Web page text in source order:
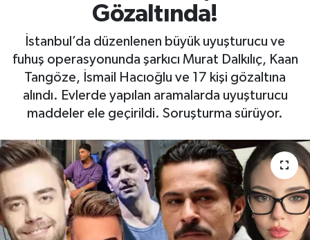
Gözaltında!
İstanbul’da düzenlenen büyük uyuşturucu ve
fuhuş operasyonunda şarkıcı Murat Dalkılıç, Kaan
Tangöze, İsmail Hacıoğlu ve 17 kişi gözaltına
alındı. Evlerde yapılan aramalarda uyuşturucu
maddeler ele geçirildi. Soruşturma sürüyor.